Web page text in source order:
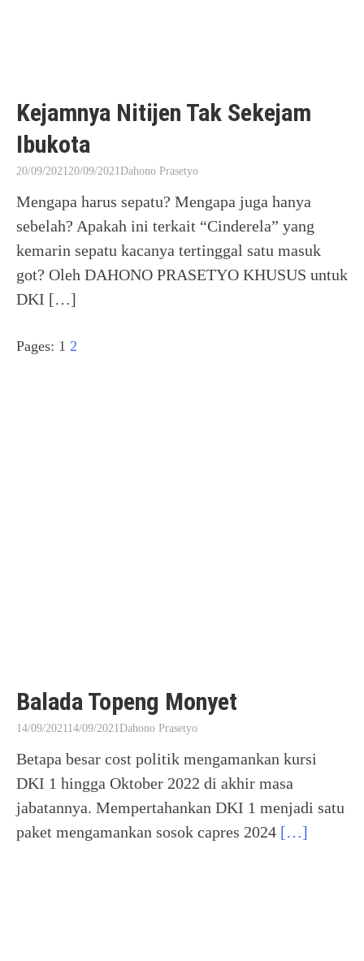
Kejamnya Nitijen Tak Sekejam
Ibukota
20/09/202120/09/2021Dahono Prasetyo
Mengapa harus sepatu? Mengapa juga hanya
sebelah? Apakah ini terkait “Cinderela” yang
kemarin sepatu kacanya tertinggal satu masuk
got? Oleh DAHONO PRASETYO KHUSUS untuk
DKI […]
Pages: 1 2
Balada Topeng Monyet
14/09/202114/09/2021Dahono Prasetyo
Betapa besar cost politik mengamankan kursi
DKI 1 hingga Oktober 2022 di akhir masa
jabatannya. Mempertahankan DKI 1 menjadi satu
paket mengamankan sosok capres 2024 […]